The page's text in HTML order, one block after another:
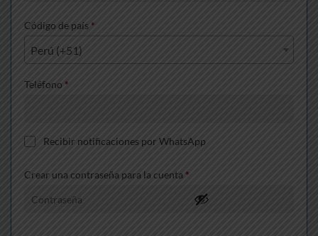
Código de país *
Perú (+51)
Teléfono *
Recibir notificaciones por WhatsApp
Crear una contraseña para la cuenta *